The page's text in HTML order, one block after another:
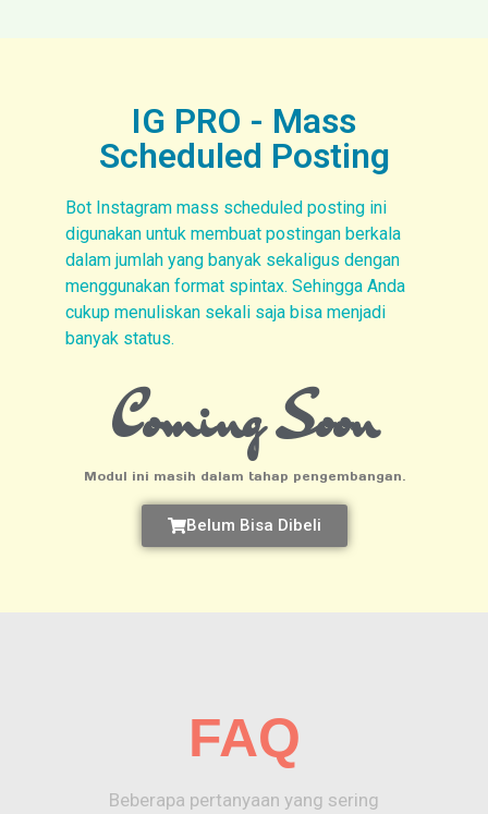
IG PRO - Mass
Scheduled Posting
Bot Instagram mass scheduled posting ini
digunakan untuk membuat postingan berkala
dalam jumlah yang banyak sekaligus dengan
menggunakan format spintax. Sehingga Anda
cukup menuliskan sekali saja bisa menjadi
banyak status.
Coming Soon
Modul ini masih dalam tahap pengembangan.
Belum Bisa Dibeli
FAQ
Beberapa pertanyaan yang sering